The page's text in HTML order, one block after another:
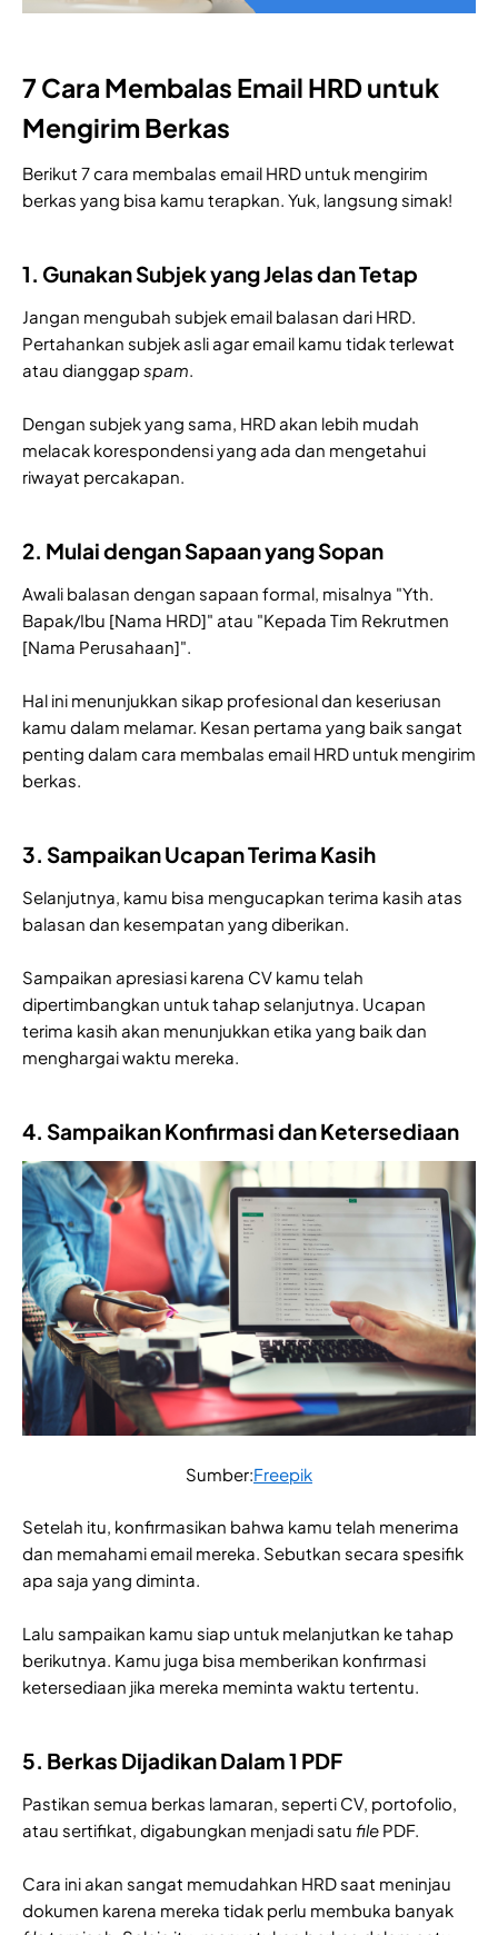
7 Cara Membalas Email HRD untuk
Mengirim Berkas
Berikut 7 cara membalas email HRD untuk mengirim
berkas yang bisa kamu terapkan. Yuk, langsung simak!
1. Gunakan Subjek yang Jelas dan Tetap
Jangan mengubah subjek email balasan dari HRD.
Pertahankan subjek asli agar email kamu tidak terlewat
atau dianggapspam.
Dengan subjek yang sama, HRD akan lebih mudah
melacak korespondensi yang ada dan mengetahui
riwayat percakapan.
2. Mulai dengan Sapaan yang Sopan
Awali balasan dengan sapaan formal, misalnya "Yth.
Bapak/Ibu [Nama HRD]" atau "Kepada Tim Rekrutmen
[Nama Perusahaan]".
Hal ini menunjukkan sikap profesional dan keseriusan
kamu dalam melamar. Kesan pertama yang baik sangat
penting dalam cara membalas email HRD untuk mengirim
berkas.
3. Sampaikan Ucapan Terima Kasih
Selanjutnya, kamu bisa mengucapkan terima kasih atas
balasan dan kesempatan yang diberikan.
Sampaikan apresiasi karena CV kamu telah
dipertimbangkan untuk tahap selanjutnya. Ucapan
terima kasih akan menunjukkan etika yang baik dan
menghargai waktu mereka.
4. Sampaikan Konfirmasi dan Ketersediaan
Sumber:Freepik
Setelah itu, konfirmasikan bahwa kamu telah menerima
dan memahami email mereka. Sebutkan secara spesifik
apa saja yang diminta.
Lalu sampaikan kamu siap untuk melanjutkan ke tahap
berikutnya. Kamu juga bisa memberikan konfirmasi
ketersediaan jika mereka meminta waktu tertentu.
5. Berkas Dijadikan Dalam 1 PDF
Pastikan semua berkas lamaran, seperti CV, portofolio,
atau sertifikat, digabungkan menjadi satu file PDF.
Cara ini akan sangat memudahkan HRD saat meninjau
dokumen karena mereka tidak perlu membuka banyak